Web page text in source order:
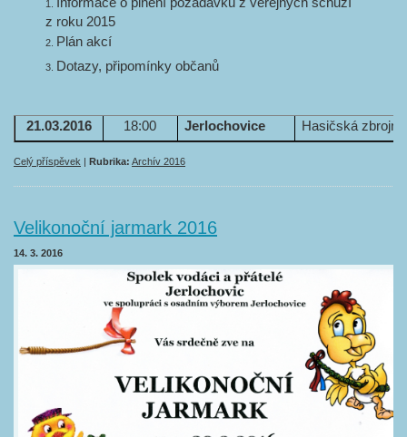
z roku 2015
Plán akcí
Dotazy, připomínky občanů
21.03.2016 18:00 Jerlochovice Hasičská
Celý příspěvek | Rubrika: Archív 2016
Velikonoční jarmark 2016
14. 3. 2016